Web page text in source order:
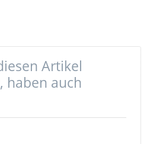
Artikel
haben auch